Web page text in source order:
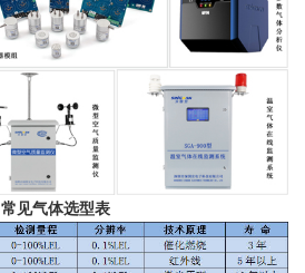
常见气体选型表